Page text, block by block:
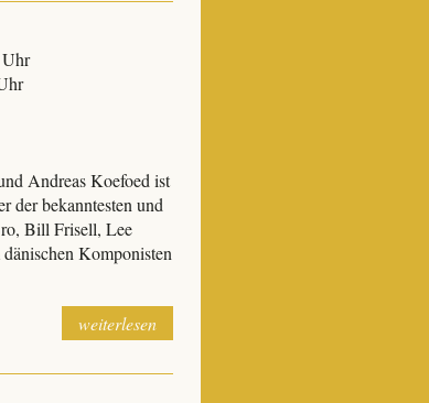
Uhr
Andreas Koefoed ist
der bekanntesten und
Bill Frisell, Lee
Komponisten
weiterlesen